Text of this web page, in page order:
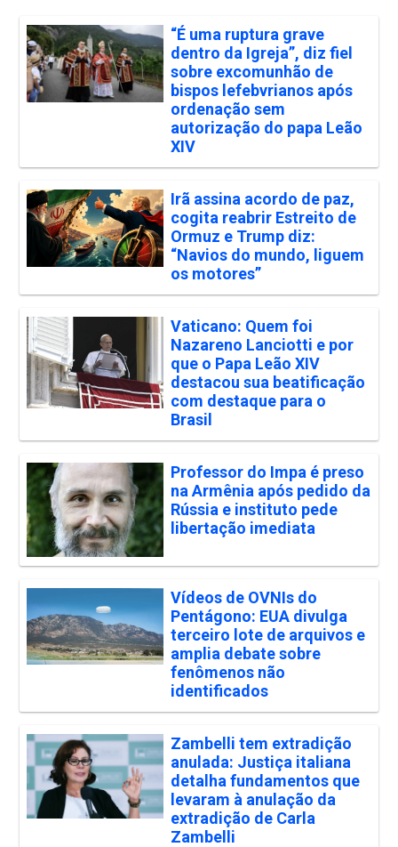
“É uma ruptura grave
dentro da Igreja”, diz fiel
sobre excomunhão de
bispos lefebvrianos após
ordenação sem
autorização do papa Leão
XIV
Irã assina acordo de paz,
cogita reabrir Estreito de
Ormuz e Trump diz:
“Navios do mundo, liguem
os motores”
Vaticano: Quem foi
Nazareno Lanciotti e por
que o Papa Leão XIV
destacou sua beatificação
com destaque para o
Brasil
Professor do Impa é preso
na Armênia após pedido da
Rússia e instituto pede
libertação imediata
Vídeos de OVNIs do
Pentágono: EUA divulga
terceiro lote de arquivos e
amplia debate sobre
fenômenos não
identificados
Zambelli tem extradição
anulada: Justiça italiana
detalha fundamentos que
levaram à anulação da
extradição de Carla
Zambelli